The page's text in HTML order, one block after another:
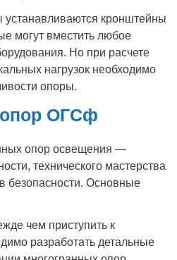
кронштейны
могут вместить любое
Но при расчете
нагрузок необходимо
опоры.
ОГСф
опор освещения —
технического мастерства
безопасности. Основные
чем приступить к
разработать детальные